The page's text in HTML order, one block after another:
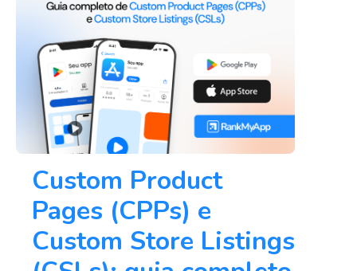
Custom Product
Pages (CPPs) e
Custom Store Listings